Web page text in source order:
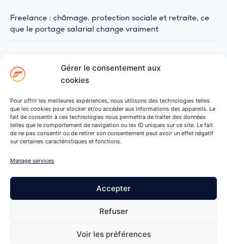
Gérer le consentement aux
cookies
Pour offrir les meilleures expériences, nous utilisons des technologies telles
que les cookies pour stocker et/ou accéder aux informations des appareils. Le
fait de consentir à ces technologies nous permettra de traiter des données
telles que le comportement de navigation ou les ID uniques sur ce site. Le fait
de ne pas consentir ou de retirer son consentement peut avoir un effet négatif
sur certaines caractéristiques et fonctions.
Manage services
Accepter
Refuser
Voir les préférences
Freelance : chômage, protection sociale et retraite, ce
que le portage salarial change vraiment
PARTAGER L’ARTICLE